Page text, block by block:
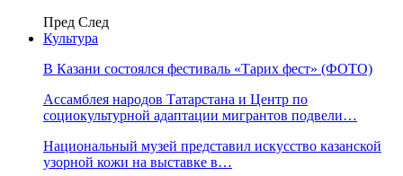
Пред След
Культура
В Казани состоялся фестиваль «Тарих фест» (ФОТО)
Ассамблея народов Татарстана и Центр по
социокультурной адаптации мигрантов подвели…
Национальный музей представил искусство казанской
узорной кожи на выставке в…